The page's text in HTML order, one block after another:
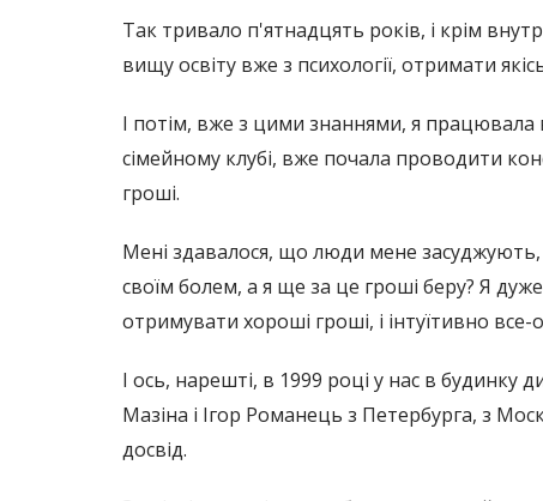
Так тривало п'ятнадцять років, і крім
вищу освіту вже з психології, отримати
І потім, вже з цими знаннями, я працювала
сімейному клубі, вже почала проводити
гроші.
Мені здавалося, що люди мене
своїм болем, а я ще за це гроші беру? Я
отримувати хороші гроші, і інтуїтивно
І ось, нарешті, в 1999 році у нас в
Мазіна і Ігор Романець з Петербурга, з
досвід.